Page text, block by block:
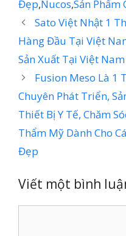
Đẹp,Nucos,Sản Phẩm
Sato Việt Nhật 1
Hàng Đầu Tại Việt
Sản Xuất Tại Việt Nam
Fusion Meso Là 1
Chuyên Phát Triển,
Thiết Bị Y Tế, Chăm
Thẩm Mỹ Dành Cho
Đẹp
Viết một bình